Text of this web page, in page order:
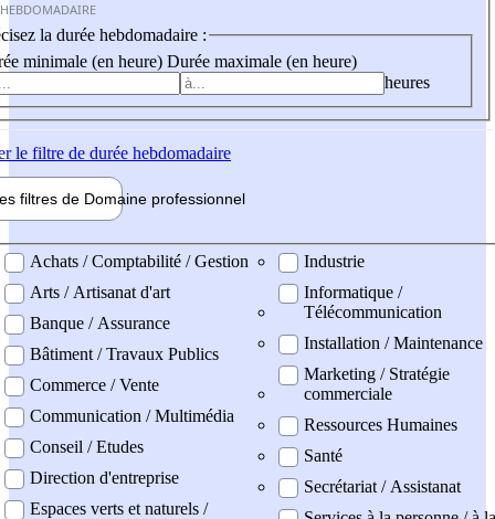
la durée hebdomadaire :
minimale (en heure) Durée maximale (en heure)
heures
le filtre de durée hebdomadaire
filtres de Domaine professionnel
professionel
Achats / Comptabilité / Gestion
Arts / Artisanat d'art
Banque / Assurance
Bâtiment / Travaux Publics
Commerce / Vente
Communication / Multimédia
Conseil / Etudes
Direction d'entreprise
Espaces verts et naturels /
Industrie
Informatique /
Télécommunication
Installation / Maintenance
Marketing / Stratégie
commerciale
Ressources Humaines
Santé
Secrétariat / Assistanat